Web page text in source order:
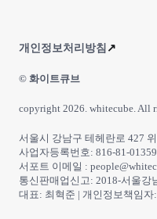
개인정보처리방침 ↗
© 화이트큐브
copyright 2026. whitecube. All
서울시 강남구 테헤란로 427
사업자등록번호: 816-81-01359
서포트 이메일 :
통신판매업신고: 2018-서울강
대표: 최혁준 | 개인정보책임자